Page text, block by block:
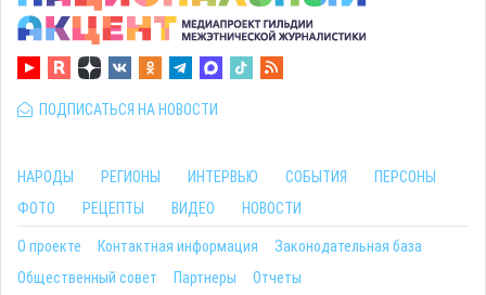
ПОДПИСАТЬСЯ НА НОВОСТИ
НАРОДЫ РЕГИОНЫ ИНТЕРВЬЮ СОБЫТИЯ
ПЕРСОНЫ
ФОТО
РЕЦЕПТЫ ВИДЕО НОВОСТИ
О проекте Контактная информация
Законодательная база
Общественный совет
Партнеры Отчеты